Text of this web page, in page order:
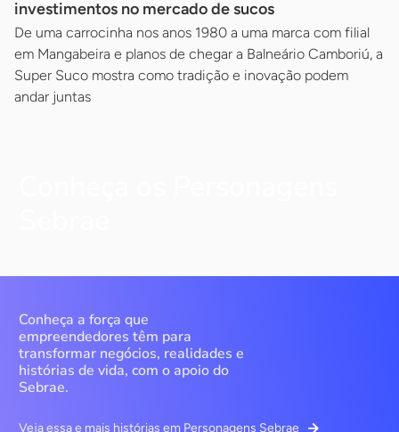
investimentos no mercado de sucos
De uma carrocinha nos anos 1980 a uma marca com filial
em Mangabeira e planos de chegar a Balneário Camboriú, a
Super Suco mostra como tradição e inovação podem
andar juntas
Conheça a força que
empreendedores têm para
transformar negócios, realidades e
histórias de vida, com o apoio do
Sebrae.
Veja essa e mais histórias em Personagens Sebrae